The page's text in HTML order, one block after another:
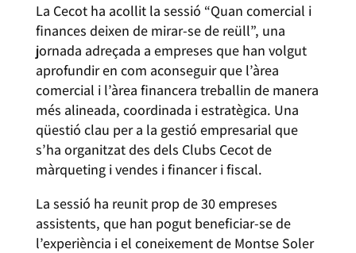
La Cecot ha acollit la sessió “Quan comercial i
finances deixen de mirar-se de reüll”, una
jornada adreçada a empreses que han volgut
aprofundir en com aconseguir que l’àrea
comercial i l’àrea financera treballin de manera
més alineada, coordinada i estratègica. Una
qüestió clau per a la gestió empresarial que
s’ha organitzat des dels Clubs Cecot de
màrqueting i vendes i financer i fiscal.
La sessió ha reunit prop de 30 empreses
assistents, que han pogut beneficiar-se de
l’experiència i el coneixement de Montse Soler